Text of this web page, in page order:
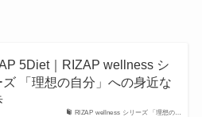
RIZAP wellness シリーズ 「理想の…
5Diet｜RIZAP wellness シ
ズ 「理想の自分」への身近な